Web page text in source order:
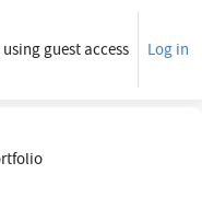
guest access Log in